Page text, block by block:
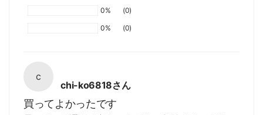
0%
(0)
0%
(0)
c
chi-ko6818さん
買ってよかったです